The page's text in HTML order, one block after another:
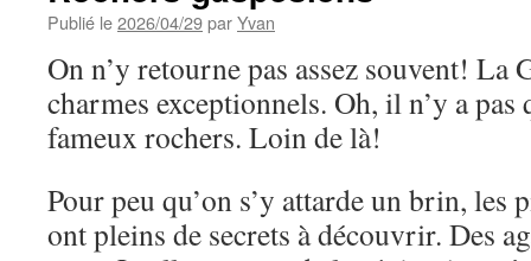
Publié le2026/04/29parYvan
On n’y retourne pas assez souvent! La
charmes exceptionnels. Oh, il n’y a pas
fameux rochers. Loin de là!
Pour peu qu’on s’y attarde un brin, les
ont pleins de secrets à découvrir. Des